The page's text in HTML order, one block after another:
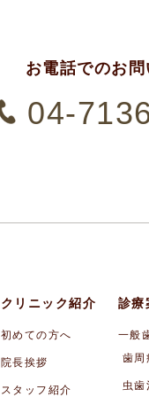
お電話でのお
04-
クリニック紹介
初めての方へ
院長挨拶
スタッフ紹介
診療
一般
歯周
虫歯